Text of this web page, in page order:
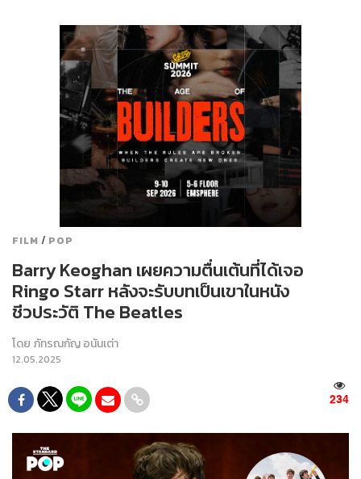
FILM / POP
Barry Keoghan เผยความตื่นเต้นที่ได้เจอ
Ringo Starr หลังจะรับบทเป็นเขาในหนัง
ชีวประวัติ The Beatles
โดย ภัทรณกัญ อนันเต่า
12.05.2025
234